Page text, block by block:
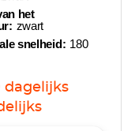
het
zwart
snelheid: 180
dagelijks